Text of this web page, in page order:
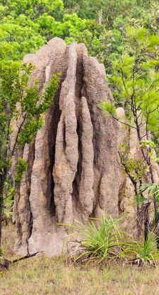
l’Australie
Australie
Australie
Asian Roads